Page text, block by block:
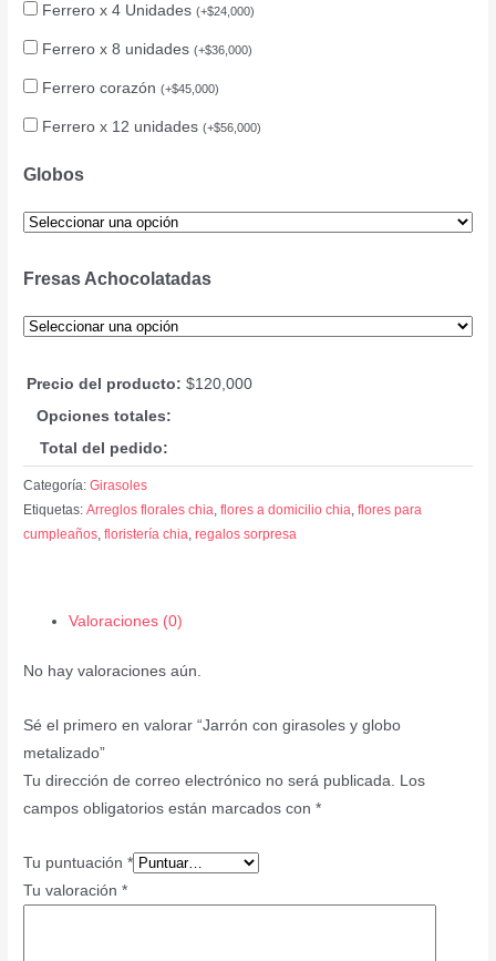
Ferrero x 4 Unidades(+$24,000)
Ferrero x 8 unidades(+$36,000)
Ferrero corazón(+$45,000)
Ferrero x 12 unidades(+$56,000)
Globos
Fresas Achocolatadas
Precio del producto: $120,000
Opciones totales:
Total del pedido:
Categoría:Girasoles
Etiquetas:Arreglos florales chia,flores a domicilio chia,flores para
cumpleaños,floristería chia,regalos sorpresa
Valoraciones (0)
No hay valoraciones aún.
Sé el primero en valorar “Jarrón con girasoles y globo
metalizado”
Tu dirección de correo electrónico no será publicada. Los
campos obligatorios están marcados con*
Tu puntuación*
Tu valoración*